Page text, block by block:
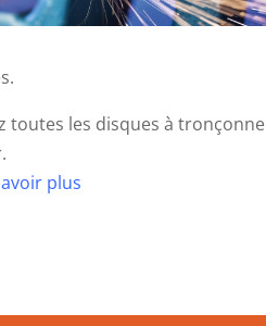
toutes les disques à
plus